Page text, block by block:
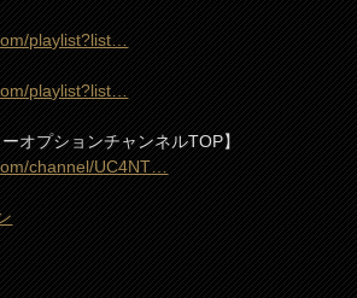
playlist?list…
playlist?list…
オプションチャンネルTOP】
channel/UC4NT…